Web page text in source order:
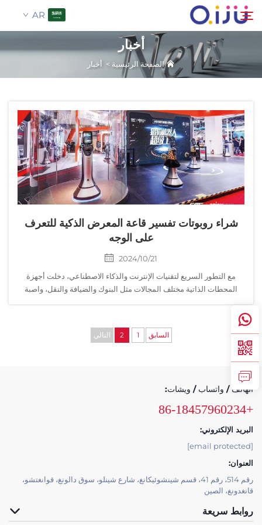
AR
الصفحة الرئيسية
من نحن
المنتجات
دعم الخدمة
اتصل بنا
أخبار
الصفحة الرئيسية > أخبار
شراء روبوتات تفسير قاعة المعرض الذكية للتعرف
على الوجه
2024/10/21
مع التطور السريع لتقنيات الإنترنت والذكاء الاصطناعي، دخلت أجهزة
المحطات الذاتية مختلف المجالات مثل البنوك والضيافة والنقل، واصبة
السابق 1
2 التالي
الهاتف / واتساب / ويشات:
+86-18457960234
البريد الإلكتروني:
[email protected]
العنوان:
رقم 514، رقم 41، قسم شينشوئيكانغ، شارع شينلو، سوق دالونغ، قوانغتشو،
قانغدونغ، الصين
روابط سريعة